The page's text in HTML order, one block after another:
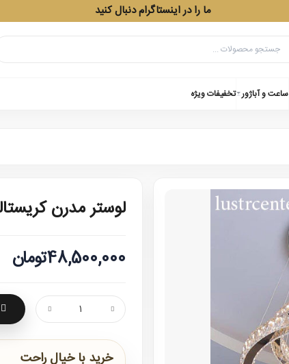
ما را در اینستاگرام دنبال کنید
ساعت و آباژور تخفیفات ویژه
لوستر مدرن کریستالی 8103
48,500,000تومان
خرید با خیال راحت